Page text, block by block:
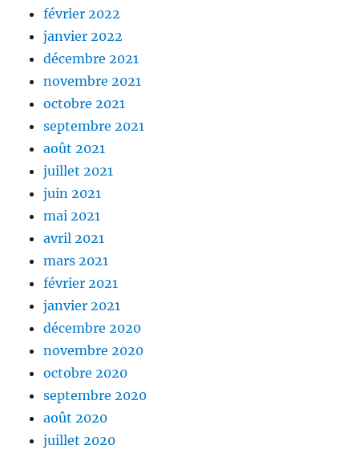
février 2022
janvier 2022
décembre 2021
novembre 2021
octobre 2021
septembre 2021
août 2021
juillet 2021
juin 2021
mai 2021
avril 2021
mars 2021
février 2021
janvier 2021
décembre 2020
novembre 2020
octobre 2020
septembre 2020
août 2020
juillet 2020